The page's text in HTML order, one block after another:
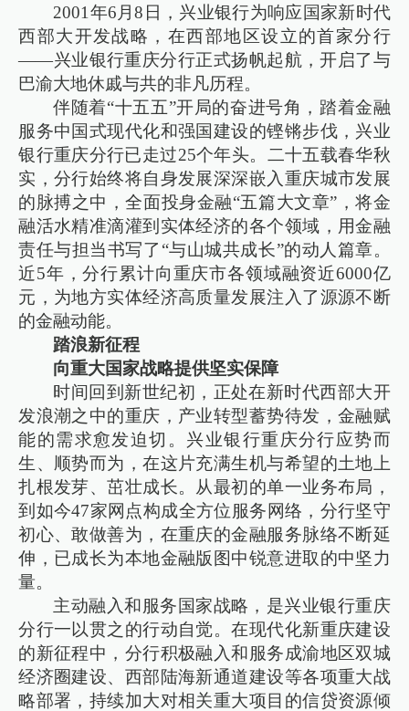
2001年6月8日，兴业银行为响应国家新时代
西部大开发战略，在西部地区设立的首家分行
——兴业银行重庆分行正式扬帆起航，开启了与
巴渝大地休戚与共的非凡历程。
伴随着“十五五”开局的奋进号角，踏着金融
服务中国式现代化和强国建设的铿锵步伐，兴业
银行重庆分行已走过25个年头。二十五载春华秋
实，分行始终将自身发展深深嵌入重庆城市发展
的脉搏之中，全面投身金融“五篇大文章”，将金
融活水精准滴灌到实体经济的各个领域，用金融
责任与担当书写了“与山城共成长”的动人篇章。
近5年，分行累计向重庆市各领域融资近6000亿
元，为地方实体经济高质量发展注入了源源不断
的金融动能。
踏浪新征程
向重大国家战略提供坚实保障
时间回到新世纪初，正处在新时代西部大开
发浪潮之中的重庆，产业转型蓄势待发，金融赋
能的需求愈发迫切。兴业银行重庆分行应势而
生、顺势而为，在这片充满生机与希望的土地上
扎根发芽、茁壮成长。从最初的单一业务布局，
到如今47家网点构成全方位服务网络，分行坚守
初心、敢做善为，在重庆的金融服务脉络不断延
伸，已成长为本地金融版图中锐意进取的中坚力
量。
主动融入和服务国家战略，是兴业银行重庆
分行一以贯之的行动自觉。在现代化新重庆建设
的新征程中，分行积极融入和服务成渝地区双城
经济圈建设、西部陆海新通道建设等各项重大战
略部署，持续加大对相关重大项目的信贷资源倾